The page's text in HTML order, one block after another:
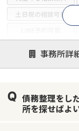
土日祝の相談可能
個人再生
会社破産・法人破産
事務所詳
債務整理をし
所を探せばよ